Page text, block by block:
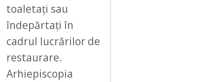
toaletați sau
îndepărtați în
cadrul lucrărilor de
restaurare.
Arhiepiscopia